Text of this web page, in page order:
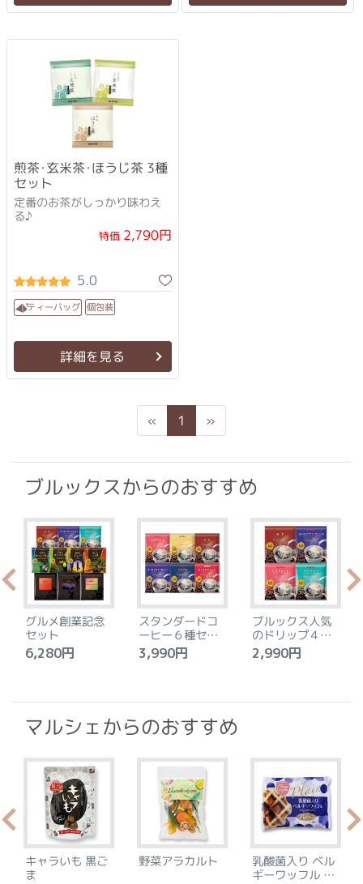
煎茶･玄米茶･ほうじ茶 3種
セット
定番のお茶がしっかり味わえ
る♪
特価2,790円
5.0
ティーバッグ 個包装
詳細を見る
« Previous
1 »Next
ブルックスからのおすすめ
グルメ創業記念
セット
6,280円
スタンダードコ
ーヒー６種セッ
ト
3,990円
ブルックス人気
のドリップ４種
セット
2,990円
マルシェからのおすすめ
キャラいも 黒ご
ま
野菜アラカルト
乳酸菌入り ベル
ギーワッフル プ